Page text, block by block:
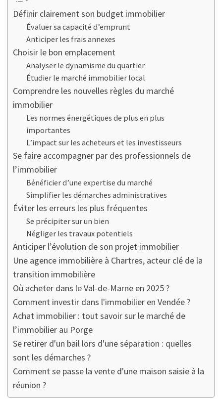
Définir clairement son budget immobilier
Évaluer sa capacité d’emprunt
Anticiper les frais annexes
Choisir le bon emplacement
Analyser le dynamisme du quartier
Étudier le marché immobilier local
Comprendre les nouvelles règles du marché
immobilier
Les normes énergétiques de plus en plus
importantes
L’impact sur les acheteurs et les investisseurs
Se faire accompagner par des professionnels de
l’immobilier
Bénéficier d’une expertise du marché
Simplifier les démarches administratives
Éviter les erreurs les plus fréquentes
Se précipiter sur un bien
Négliger les travaux potentiels
Anticiper l’évolution de son projet immobilier
Une agence immobilière à Chartres, acteur clé de la
transition immobilière
Où acheter dans le Val-de-Marne en 2025 ?
Comment investir dans l'immobilier en Vendée ?
Achat immobilier : tout savoir sur le marché de
l’immobilier au Porge
Se retirer d'un bail lors d'une séparation : quelles
sont les démarches ?
Comment se passe la vente d'une maison saisie à la
réunion ?